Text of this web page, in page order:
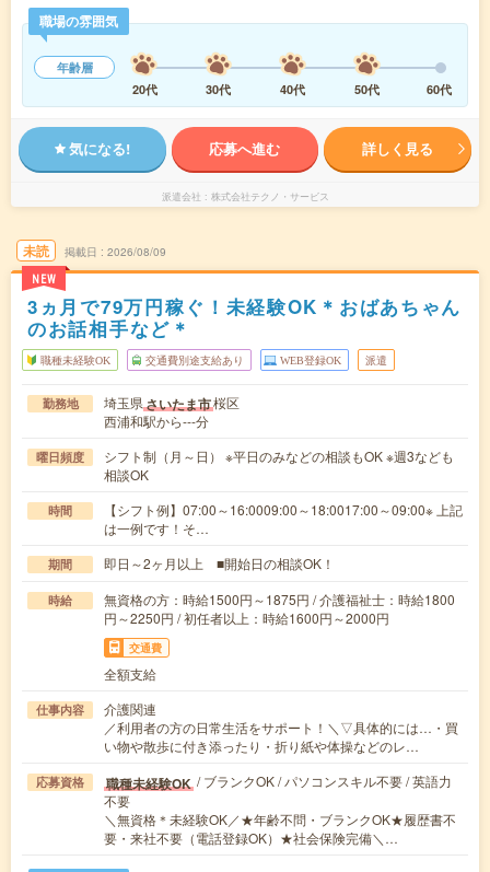
職場の雰囲気
年齢層
20代
30代 40代 50代 60代
気になる! 応募へ進む 詳しく見る
派遣会社 株式会社テクノ・サービス
未読
NEW
掲載日 2026/08/09
3ヵ月で79万円稼ぐ！未経験OK＊おばあちゃん
のお話相手など＊
職種未経験OK 交通費別途支給あり WEB登録OK 派遣
勤務地 埼玉県さいたま市桜区
西浦和駅から---分
曜日頻度
シフト制（月～日） ※平日のみなどの相談もOK ※週3なども
相談OK
時間
【シフト例】07:00～16:0009:00～18:0017:00～09:00※ 上記
は一例です！そ…
期間 即日～2ヶ月以上 ■開始日の相談OK！
時給
無資格の方：時給1500円～1875円 / 介護福祉士：時給1800
円～2250円 / 初任者以上：時給1600円～2000円
交通費
全額支給
仕事内容
介護関連
／利用者の方の日常生活をサポート！＼▽具体的には…・買
い物や散歩に付き添ったり・折り紙や体操などのレ…
応募資格 職種未経験OK / ブランクOK / パソコンスキル不要 / 英語力
不要
＼無資格＊未経験OK／★年齢不問・ブランクOK★履歴書不
要・来社不要（電話登録OK）★社会保険完備＼…